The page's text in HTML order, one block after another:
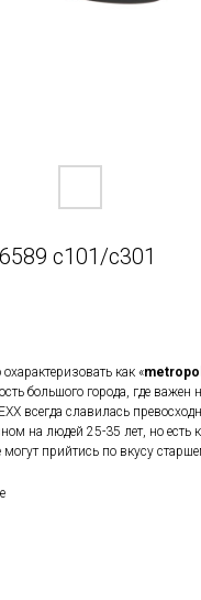
c101/c301
как «
большого города, где важен
всегда славилась
на людей 25-35 лет, но есть
могут прийтись по вкусу